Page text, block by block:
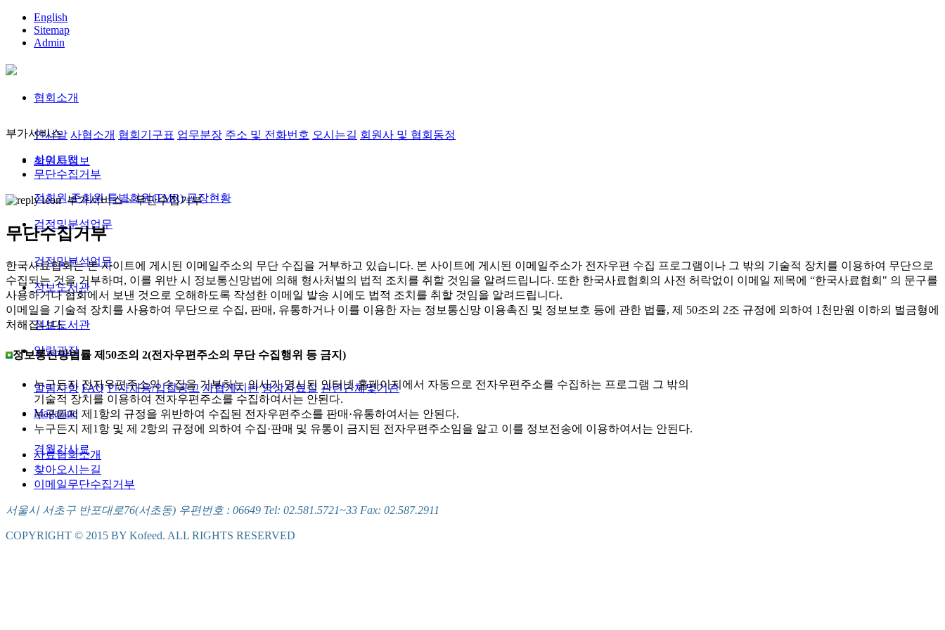
English
Sitemap
Admin
협회소개
인사말 사협소개 협회기구표 업무분장 주소 및 전화번호 오시는길 회원사 및 협회동정
회원사정보
정회원,준회원 특별회원(TMR) 공장현황
검정및분석업무
검정및분석업무
정보도서관
정보도서관
알림광장
알림사항 FAQ 인사채용/입찰공고 사협게시판 영상자료실 관련단체및기관
Magazine
격월간사료
부가서비스
사이트맵
무단수집거부
부가서비스 >무단수집거부
무단수집거부
한국사료협회는 본 사이트에 게시된 이메일주소의 무단 수집을 거부하고 있습니다. 본 사이트에 게시된 이메일주소가 전자우편 수집 프로그램이나 그 밖의 기술적 장치를 이용하여 무단으로
수집되는 것을 거부하며, 이를 위반 시 정보통신망법에 의해 형사처벌의 법적 조치를 취할 것임을 알려드립니다. 또한 한국사료협회의 사전 허락없이 이메일 제목에 “한국사료협회" 의 문구를
사용하거나 협회에서 보낸 것으로 오해하도록 작성한 이메일 발송 시에도 법적 조치를 취할 것임을 알려드립니다.
이메일을 기술적 장치를 사용하여 무단으로 수집, 판매, 유통하거나 이를 이용한 자는 정보통신망 이용촉진 및 정보보호 등에 관한 법률, 제 50조의 2조 규정에 의하여 1천만원 이하의 벌금형에
처해집니다.
정보통신망법률 제50조의 2(전자우편주소의 무단 수집행위 등 금지)
누구든지 전자우편주소의 수집을 거부하는 의사가 명시된 인터넷 홈페이지에서 자동으로 전자우편주소를 수집하는 프로그램 그 밖의
기술적 장치를 이용하여 전자우편주소를 수집하여서는 안된다.
누구든지 제1항의 규정을 위반하여 수집된 전자우편주소를 판매·유통하여서는 안된다.
누구든지 제1항 및 제 2항의 규정에 의하여 수집·판매 및 유통이 금지된 전자우편주소임을 알고 이를 정보전송에 이용하여서는 안된다.
사료협회소개
찾아오시는길
이메일무단수집거부
서울시 서초구 반포대로76(서초동) 우편번호 : 06649 Tel: 02.581.5721~33 Fax: 02.587.2911
COPYRIGHT © 2015 BY Kofeed. ALL RIGHTS RESERVED